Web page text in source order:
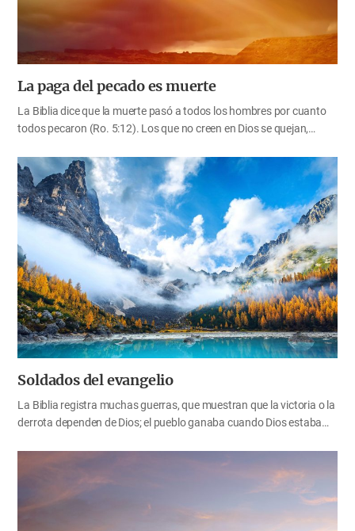
La paga del pecado es muerte
La Biblia dice que la muerte pasó a todos los hombres por cuanto
todos pecaron (Ro. 5:12). Los que no creen en Dios se quejan,
pecadores. ¿Por qué los cristianos dicen eso?” Pero, en realidad,
todas las personas son básicamente pecadores. Creemos en Dios.
Por eso, damos gracias y alabanza a Dios por habernos salvado a
los pecadores que estábamos destinados a morir. Ni siquiera
nosotros, que admitimos ser pecadores, comprendemos
completamente qué clase de pecado cometimos, y así no logramos
arrepentirnos totalmente. Necesitamos examinarnos a nosotros
mismos. Dios nos ha salvado a los que cometimos el pecado más
grave. Ahora, reflexionemos acerca de la gran gracia de salvación…
Soldados del evangelio
La Biblia registra muchas guerras, que muestran que la victoria o la
derrota dependen de Dios; el pueblo ganaba cuando Dios estaba
nos ha llamado para ser soldados del evangelio. Ahora, pensemos
en la actitud mental y la preparación que se requiere para ser
soldados del evangelio, para que podamos armarnos como